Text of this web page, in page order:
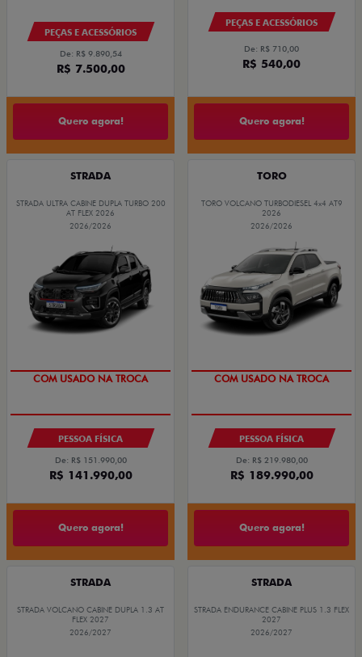
PEÇAS E ACESSÓRIOS
De: R$ 9.890,54
R$ 7.500,00
Quero agora!
PEÇAS E ACESSÓRIOS
De: R$ 710,00
R$ 540,00
Quero agora!
STRADA
STRADA ULTRA CABINE DUPLA TURBO 200
AT FLEX 2026
2026/2026
COM USADO NA TROCA
PESSOA FÍSICA
De: R$ 151.990,00
R$ 141.990,00
Quero agora!
TORO
TORO VOLCANO TURBODIESEL 4x4 AT9
2026
2026/2026
COM USADO NA TROCA
PESSOA FÍSICA
De: R$ 219.980,00
R$ 189.990,00
Quero agora!
STRADA
STRADA VOLCANO CABINE DUPLA 1.3 AT
FLEX 2027
2026/2027
STRADA
STRADA ENDURANCE CABINE PLUS 1.3 FLEX
2027
2026/2027